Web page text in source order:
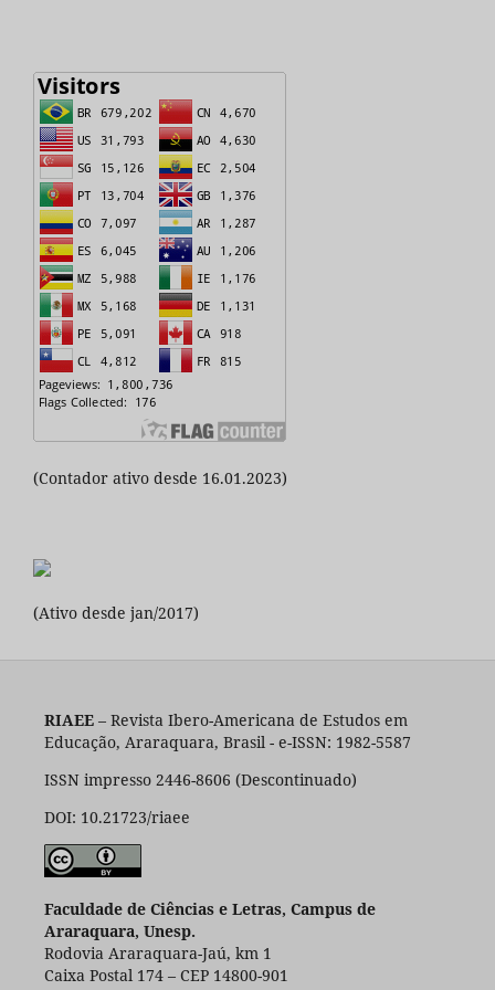
(Contador ativo desde 16.01.2023)
(Ativo desde jan/2017)
RIAEE– Revista Ibero-Americana de Estudos em
Educação, Araraquara, Brasil - e-ISSN: 1982-5587
ISSN impresso 2446-8606 (Descontinuado)
DOI: 10.21723/riaee
Faculdade de Ciências e Letras, Campus de
Araraquara, Unesp.
Rodovia Araraquara-Jaú, km 1
Caixa Postal 174 – CEP 14800-901